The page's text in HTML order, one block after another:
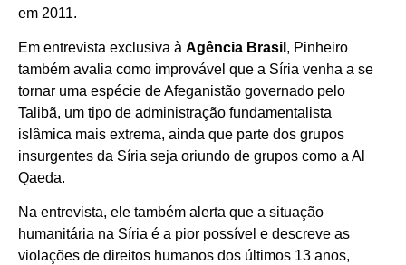
em 2011.
Em entrevista exclusiva à Agência Brasil , Pinheiro
também avalia como improvável que a Síria venha a se
tornar uma espécie de Afeganistão governado pelo
Talibã, um tipo de administração fundamentalista
islâmica mais extrema, ainda que parte dos grupos
insurgentes da Síria seja oriundo de grupos como a Al
Qaeda.
Na entrevista, ele também alerta que a situação
humanitária na Síria é a pior possível e descreve as
violações de direitos humanos dos últimos 13 anos,